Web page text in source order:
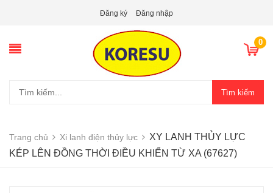
Đăng ký Đăng nhập
0
Tìm kiếm
Trang chủ Xi lanh điện thủy lực
XY LANH THỦY LỰC
KÉP LÊN ĐỒNG THỜI ĐIỀU KHIỂN TỪ XA (67627)